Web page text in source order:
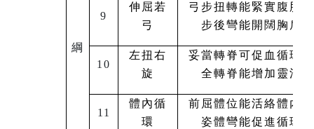
綱
9
伸屈若
弓
弓步扭轉能緊實腹肌
步後彎能開闊胸肩。
10
左扭右
旋
妥當轉脊可促血循環
全轉脊能增加靈活。
11
體內循
環
前屈體位能活絡體內
姿體彎能促進循環。